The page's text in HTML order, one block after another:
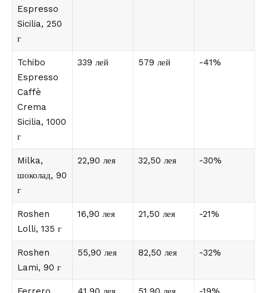
Espresso
Sicilia, 250
г
Tchibo
Espresso
Caffè
Crema
Sicilia, 1000
г
339 лей 579 лей -41%
Milka,
шоколад, 90
г
22,90 лея 32,50 лея -30%
Roshen
Lolli, 135 г
16,90 лея 21,50 лея -21%
Roshen
Lami, 90 г
55,90 лея 82,50 лея -32%